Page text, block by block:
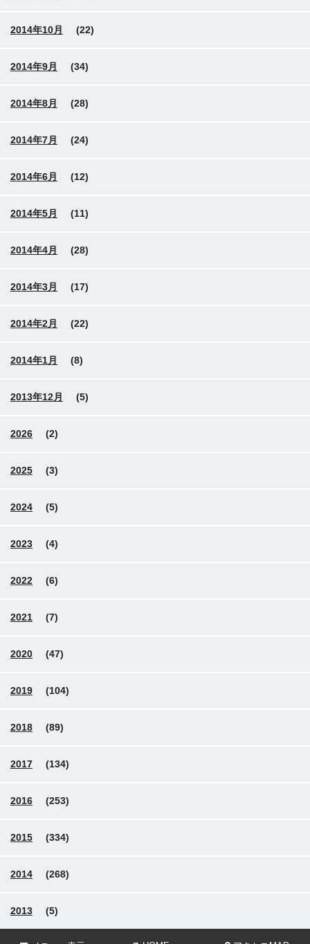
2014年10月 (22)
2014年9月 (34)
2014年8月 (28)
2014年7月 (24)
2014年6月 (12)
2014年5月 (11)
2014年4月 (28)
2014年3月 (17)
2014年2月 (22)
2014年1月 (8)
2013年12月 (5)
2026 (2)
2025 (3)
2024 (5)
2023 (4)
2022 (6)
2021 (7)
2020 (47)
2019 (104)
2018 (89)
2017 (134)
2016 (253)
2015 (334)
2014 (268)
2013 (5)